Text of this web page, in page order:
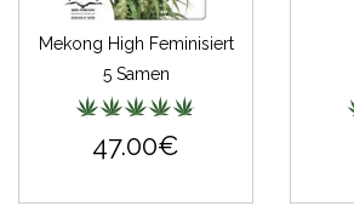
Mekong High Feminisiert
5 Samen
47.00€